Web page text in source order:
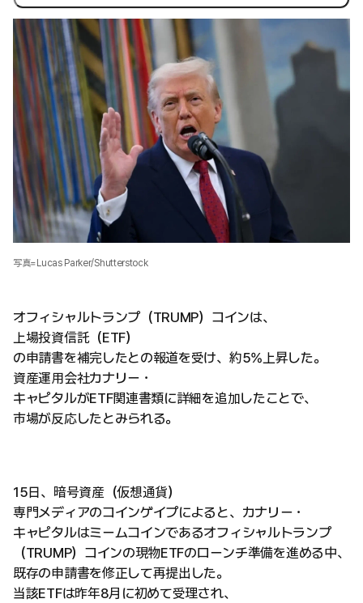
写真=Lucas Parker/Shutterstock
オフィシャルトランプ（TRUMP）コインは、
上場投資信託（ETF）
の申請書を補完したとの報道を受け、約5%上昇した。
資産運用会社カナリー・
キャピタルがETF関連書類に詳細を追加したことで、
市場が反応したとみられる。
15日、暗号資産（仮想通貨）
専門メディアのコインゲイプによると、カナリー・
キャピタルはミームコインであるオフィシャルトランプ
（TRUMP）コインの現物ETFのローンチ準備を進める中、
既存の申請書を修正して再提出した。
当該ETFは昨年8月に初めて受理され、